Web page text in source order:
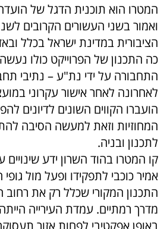
המטרו הוא תוכנית הדגל של
ואמור בשני העשורים הקרובים
הציבורית במדינת ישראל בכלל
כה התכנון של הפרוייקט כולו
התחבורה על ידי נת"ע – נתיבי
לאחרונה לאחר אישור עקרוני
הועברו הקווים השונים לדיונים
המחוזיות וזאת למעשה הסיבה
לתכנון ובניה.
קו המטרו בהוד השרון ידע
אמיר כוכבי לתפקידו ופעל מול
התכנון המקורי שכלל רק את
מדרך רמתיים. עמדת העירייה
באופן אפקטיבי לפחות אזור